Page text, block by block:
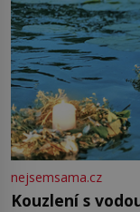
nejsemsama.cz
Kouzlení s